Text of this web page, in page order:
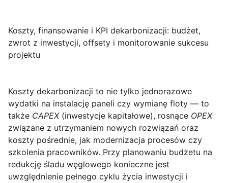
Koszty, finansowanie i KPI dekarbonizacji: budżet,
zwrot z inwestycji, offsety i monitorowanie sukcesu
projektu
Koszty dekarbonizacji to nie tylko jednorazowe
wydatki na instalację paneli czy wymianę floty — to
także CAPEX(inwestycje kapitałowe), rosnące OPEX
związane z utrzymaniem nowych rozwiązań oraz
koszty pośrednie, jak modernizacja procesów czy
szkolenia pracowników. Przy planowaniu budżetu na
redukcję śladu węglowego konieczne jest
uwzględnienie pełnego cyklu życia inwestycji i